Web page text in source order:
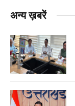
अन्य ख़बरें